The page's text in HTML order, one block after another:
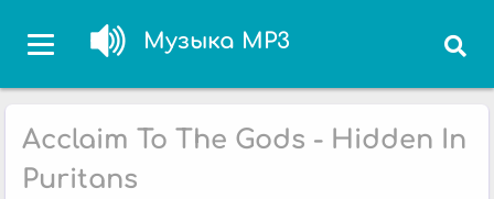
Музыка MP3
Acclaim To The Gods - Hidden In
Puritans